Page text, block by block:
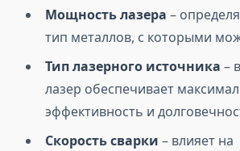
Мощность лазера –
тип металлов, с которыми
Тип лазерного источника –
лазер обеспечивает
эффективность и
Скорость сварки – влияет на